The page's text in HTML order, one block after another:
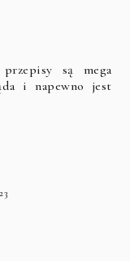
są mega
i napewno jest